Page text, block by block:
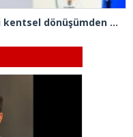
Bakan Kurum: “Yaptığımız her iki kentsel dönüşümden biri İstanbul’da gerçekleştiriliyor”